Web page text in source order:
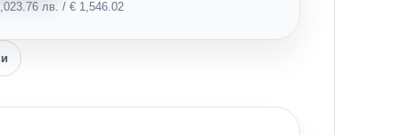
лв. / € 1,546.02